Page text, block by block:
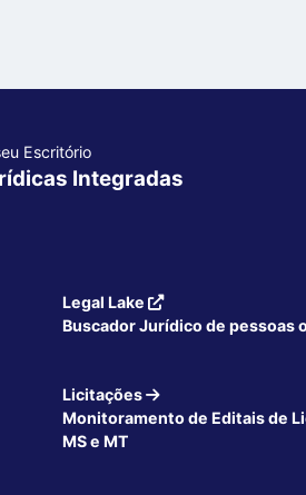
Escritório
Integradas
Legal Lake
Buscador Jurídico de pessoas
Licitações
Monitoramento de Editais de
MS e MT